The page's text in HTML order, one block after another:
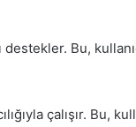
Bu,
çalışır. Bu,